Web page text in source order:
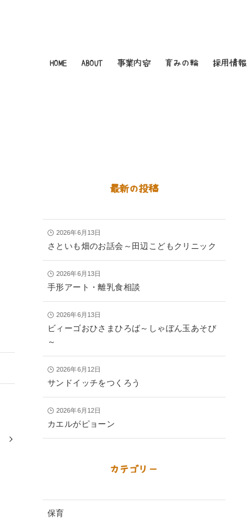
HOME ABOUT 事業内容 育みの輪 採用情報
最新の投稿
2026年6月13日
さといも畑のお話会～田辺こどもクリニック
2026年6月13日
手形アート・離乳食相談
2026年6月13日
ビィーゴおひさまひろば～しゃぼん玉あそび
～
2026年6月12日
サンドイッチをつくろう
2026年6月12日
カエルがピョーン
カテゴリー
保育